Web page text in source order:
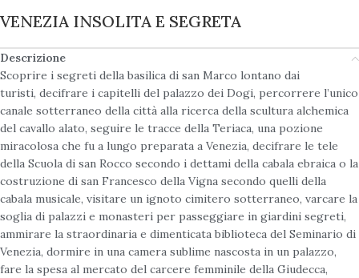
VENEZIA INSOLITA E SEGRETA
Descrizione
Scoprire i segreti della basilica di san Marco lontano dai
turisti, decifrare i capitelli del palazzo dei Dogi, percorrere l’unico
canale sotterraneo della città alla ricerca della scultura alchemica
del cavallo alato, seguire le tracce della Teriaca, una pozione
miracolosa che fu a lungo preparata a Venezia, decifrare le tele
della Scuola di san Rocco secondo i dettami della cabala ebraica o la
costruzione di san Francesco della Vigna secondo quelli della
cabala musicale, visitare un ignoto cimitero sotterraneo, varcare la
soglia di palazzi e monasteri per passeggiare in giardini segreti,
ammirare la straordinaria e dimenticata biblioteca del Seminario di
Venezia, dormire in una camera sublime nascosta in un palazzo,
fare la spesa al mercato del carcere femminile della Giudecca,